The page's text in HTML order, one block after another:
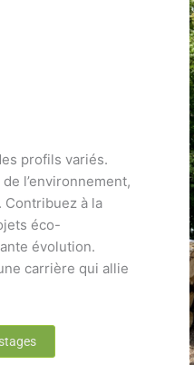
profils variés.
l’environnement,
à la
éco-
évolution.
carrière qui allie